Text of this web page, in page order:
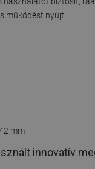
működést nyújt.
mm
innovatív